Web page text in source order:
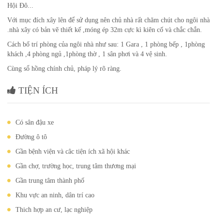
Hội Đô...
Với mục đích xây lên để sử dụng nên chủ nhà rất chăm chút cho ngôi nhà
.nhà xây có bản vẽ thiết kế ,móng ép 32m cực kì kiên cố và chắc chắn.
Cách bố trí phòng của ngôi nhà như sau: 1 Gara , 1 phòng bếp , 1phòng
khách ,4 phòng ngủ ,1phòng thờ , 1 sân phơi và 4 vệ sinh.
Cùng sổ hồng chính chủ, pháp lý rõ ràng.
TIỆN ÍCH
Có sân đậu xe
Đường ô tô
Gần bệnh viện và câc tiện ích xã hội khác
Gần chợ, trường học, trung tâm thương mại
Gần trung tâm thành phố
Khu vực an ninh, dân trí cao
Thich hợp an cư, lạc nghiệp